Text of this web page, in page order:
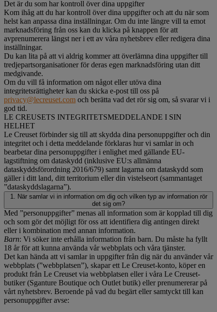
Det är du som har kontroll över dina uppgifter
Kom ihåg att du har kontroll över dina uppgifter och att du när som
helst kan anpassa dina inställningar. Om du inte längre vill ta emot
marknadsföring från oss kan du klicka på knappen för att
avprenumerera längst ner i ett av våra nyhetsbrev eller redigera dina
inställningar.
Du kan lita på att vi aldrig kommer att överlämna dina uppgifter till
tredjepartsorganisationer för deras egen marknadsföring utan ditt
medgivande.
Om du vill få information om något eller utöva dina
integritetsrättigheter kan du skicka e-post till oss på
privacy@lecreuset.com och berätta vad det rör sig om, så svarar vi i
god tid.
LE CREUSETS INTEGRITETSMEDDELANDE I SIN
HELHET
Le Creuset förbinder sig till att skydda dina personuppgifter och din
integritet och i detta meddelande förklaras hur vi samlar in och
bearbetar dina personuppgifter i enlighet med gällande EU-
lagstiftning om dataskydd (inklusive EU:s allmänna
dataskyddsförordning 2016/679) samt lagarna om dataskydd som
gäller i ditt land, ditt territorium eller din vistelseort (sammantaget
”dataskyddslagarna”).
1. När samlar vi in information om dig och vilken typ av information rör
det sig om?
Med ”personuppgifter” menas all information som är kopplad till dig
och som gör det möjligt för oss att identifiera dig antingen direkt
eller i kombination med annan information.
Barn: Vi söker inte erhålla information från barn. Du måste ha fyllt
18 år för att kunna använda vår webbplats och våra tjänster.
Det kan hända att vi samlar in uppgifter från dig när du använder vår
webbplats (”webbplatsen”), skapar ett Le Creuset-konto, köper en
produkt från Le Creuset via webbplatsen eller i våra Le Creuset-
butiker (Sganture Boutique och Outlet butik) eller prenumererar på
vårt nyhetsbrev. Beroende på vad du begärt eller samtyckt till kan
personuppgifter avse: